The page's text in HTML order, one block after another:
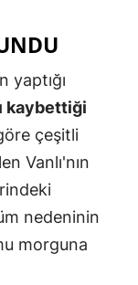
Kayseri
Kırklareli
Kırşehir
Konya
yaptığı
kaybettiği
çeşitli
Vanlı'nın
nedeninin
morguna